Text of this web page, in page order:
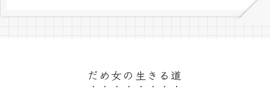
だめ女の生きる道